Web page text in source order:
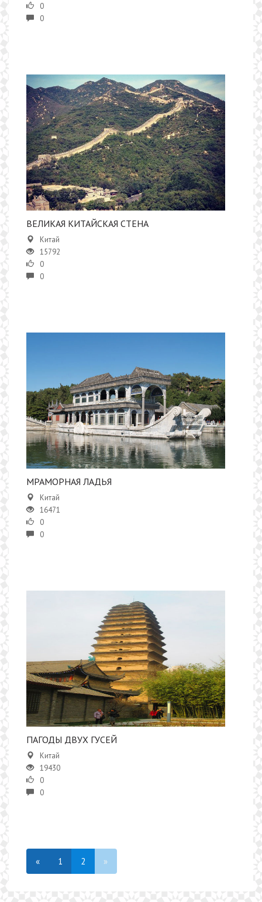
0
0
​ВЕЛИКАЯ КИТАЙСКАЯ СТЕНА
Китай
15792
0
0
МРАМОРНАЯ ЛАДЬЯ
Китай
16471
0
0
​ПАГОДЫ ДВУХ ГУСЕЙ
Китай
19430
0
0
« 1 2 »